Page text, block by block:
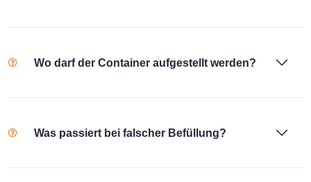
Wo darf der Container aufgestellt werden?
Was passiert bei falscher Befüllung?